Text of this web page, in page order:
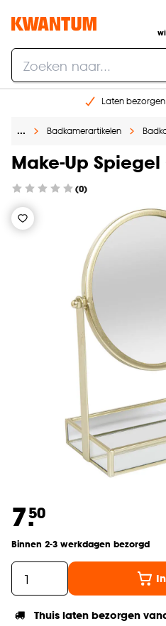
Laten
Gratis raam advies
… Badkamerartikelen
Make-Up Spiegel
(0)
7.50
Binnen 2-3 werkdagen bezorgd
Thuis laten bezorgen